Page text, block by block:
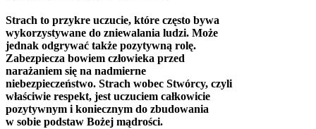
Strach to przykre uczucie, które często bywa
wykorzystywane do zniewalania ludzi. Może
jednak odgrywać także pozytywną rolę.
Zabezpiecza bowiem człowieka przed
narażaniem się na nadmierne
niebezpieczeństwo. Strach wobec Stwórcy, czyli
właściwie respekt, jest uczuciem całkowicie
pozytywnym i koniecznym do zbudowania
w sobie podstaw Bożej mądrości.